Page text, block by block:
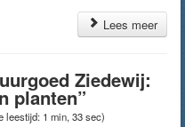
Lees meer
Ziedewij:
planten”
leestijd: 1 min, 33 sec)